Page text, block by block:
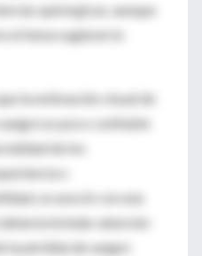
quirúrgicas, aunque
el tema sugieren lo
la estimación visual de
es poco confiable
de los
o
se asoció con una
brindar atención
la pérdida de sangre